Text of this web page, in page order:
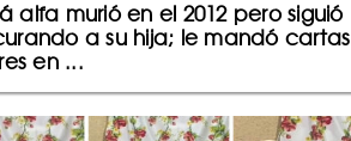
alfa murió en el 2012 pero siguió
a su hija; le mandó cartas
en ...